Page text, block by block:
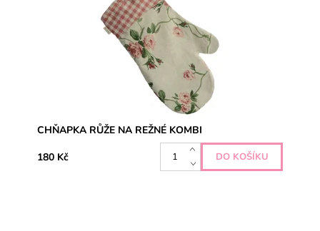
CHŇAPKA RŮŽE NA REŽNÉ KOMBI
180 Kč